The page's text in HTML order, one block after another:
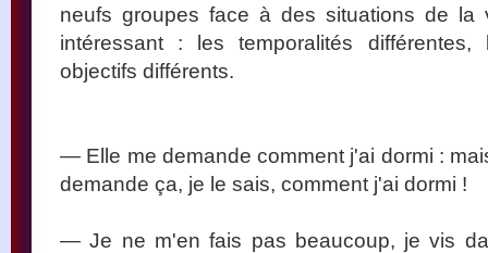
neufs groupes face à des situations de la
intéressant : les temporalités
objectifs différents.
— Elle me demande comment j'ai dormi :
demande ça, je le sais, comment j'ai dormi !
— Je ne m'en fais pas beaucoup, je vis